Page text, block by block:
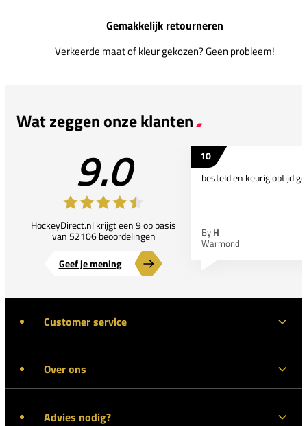
Gemakkelijk retourneren
Verkeerde maat of kleur gekozen? Geen probleem!
Wat zeggen onze klanten
9.0
HockeyDirect.nl krijgt een 9 op basis
van 52106 beoordelingen
Geef je mening
10
besteld en keurig optijd
By H
Warmond
Customer service
Over ons
Advies nodig?